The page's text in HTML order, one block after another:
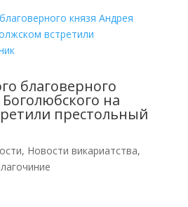
благоверного
на
престольный
, Новости викариатства,